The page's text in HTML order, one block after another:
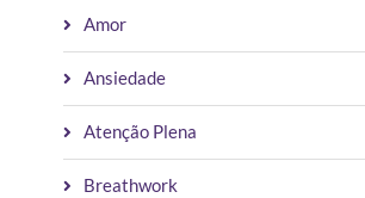
Amor
Ansiedade
Atenção Plena
Breathwork